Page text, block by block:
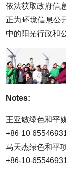
依法获取政府信
正为环境信息公
中的阳光行政和
Notes:
王亚敏绿色和平
+86-10-
马天杰绿色和平
+86-10-